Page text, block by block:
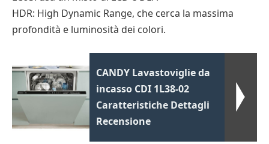
HDR: High Dynamic Range, che cerca la massima
profondità e luminosità dei colori.
CANDY Lavastoviglie da
incasso CDI 1L38-02
Caratteristiche Dettagli
Recensione